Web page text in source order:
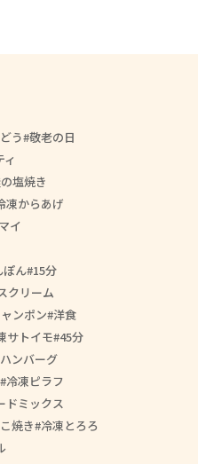
う 敬老の日
ィ
塩焼き
凍からあげ
イ
ぽん 15分
クリーム
ンポン 洋食
サトイモ 45分
ンバーグ
冷凍ピラフ
ドミックス
焼き 冷凍とろろ